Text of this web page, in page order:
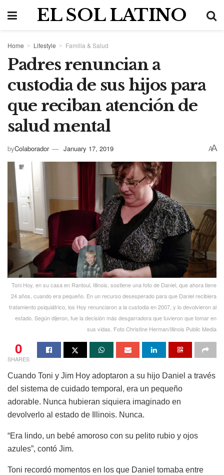
EL SOL LATINO
Home Lifestyle Familia & Salud
Padres renuncian a
custodia de sus hijos para
que reciban atención de
salud mental
byColaborador January 17, 2019 AA
Toni Hoy, en su casa en Rantoul, Illinois, sostiene una foto de Daniel, que ahora tiene
24 años, cuando era pequeño. En un recurso desesperado para que Daniel recibiera
tratamiento psiquiátrico, los Hoy renunciaron a la custodia en 2007, y lo devolvieron al
estado. Según dijeron, fue la decisión más desgarradora que tuvieron que tomar en
sus vidas. Foto Christine Herman/Illinois Public Media
0
SHARES
Cuando Toni y Jim Hoy adoptaron a su hijo Daniel a través
del sistema de cuidado temporal, era un pequeño
adorable. Nunca hubieran siquiera imaginado en
devolverlo al estado de Illinois. Nunca.
“Era lindo, un bebé amoroso con su pelito rubio y ojos
azules”, contó Jim.
Toni recordó momentos en los que Daniel tomaba entre